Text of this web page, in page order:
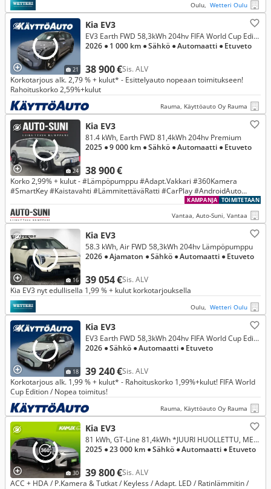
Oulu, Wetteri Oulu
21
Kia EV3
38 900 €Sis. ALV
EV3 Earth FWD 58,3kWh 204hv FIFA World Cup Edition
2026 ● 1 000 km ● Sähkö ● Automaatti ● Etuveto
Korkotarjous alk. 2,79 % + kulut* - Esittelyauto nopeaan toimitukseen!
Rahoituskorko 2,59%+kulut
Rauma, Käyttöauto Oy Rauma
24
Kia EV3
38 900 €
81.4 kWh, Earth FWD 81,4kWh 204hv Premium
2025 ● 9 000 km ● Sähkö ● Automaatti ● Etuveto
Korko 2,99% + kulut - #Lämpöpumppu #Adapt.Vakkari #360Kamera
#SmartKey #Kaistavahti #LämmitettäväRatti #CarPlay #AndroidAuto
TOIMITETAAN
KAMPANJA
Vantaa, Auto-Suni, Vantaa
16
Kia EV3
39 054 €Sis. ALV
58.3 kWh, Air FWD 58,3kWh 204hv Lämpöpumppu
2026 ● Ajamaton ● Sähkö ● Automaatti ● Etuveto
Kia EV3 nyt edullisella 1,99 % + kulut korkotarjouksella
Oulu, Wetteri Oulu
18
Kia EV3
39 240 €Sis. ALV
EV3 Earth FWD 58,3kWh 204hv FIFA World Cup Edition
2026 ● Sähkö ● Automaatti ● Etuveto
Korkotarjous alk. 1,99 % + kulut* - Rahoituskorko 1,99%+kulut! FIFA World
Cup Edition / Nopea toimitus!
Rauma, Käyttöauto Oy Rauma
30
Kia EV3
39 800 €Sis. ALV
81 kWh, GT-Line 81,4kWh *JUURI HUOLLETTU, MERKKIHUOLLETTU & SIS. ALV!*
2025 ● 23 000 km ● Sähkö ● Automaatti ● Etuveto
ACC + HDA / P.Kamera & Tutkat / Keyless / Adapt. LED / Ratinlämmitin /